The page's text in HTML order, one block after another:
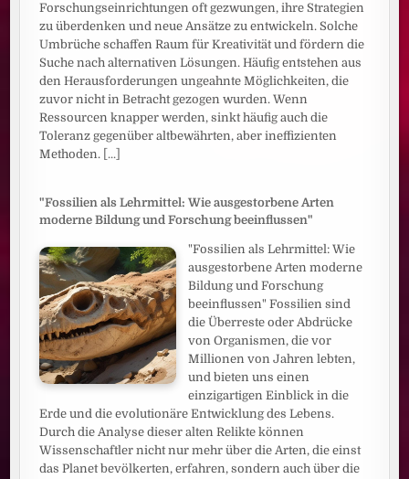
Forschungseinrichtungen oft gezwungen, ihre Strategien
zu überdenken und neue Ansätze zu entwickeln. Solche
Umbrüche schaffen Raum für Kreativität und fördern die
Suche nach alternativen Lösungen. Häufig entstehen aus
den Herausforderungen ungeahnte Möglichkeiten, die
zuvor nicht in Betracht gezogen wurden. Wenn
Ressourcen knapper werden, sinkt häufig auch die
Toleranz gegenüber altbewährten, aber ineffizienten
Methoden. [...]
"Fossilien als Lehrmittel: Wie ausgestorbene Arten
moderne Bildung und Forschung beeinflussen"
"Fossilien als Lehrmittel: Wie
ausgestorbene Arten moderne
Bildung und Forschung
beeinflussen" Fossilien sind
die Überreste oder Abdrücke
von Organismen, die vor
Millionen von Jahren lebten,
und bieten uns einen
einzigartigen Einblick in die
Erde und die evolutionäre Entwicklung des Lebens.
Durch die Analyse dieser alten Relikte können
Wissenschaftler nicht nur mehr über die Arten, die einst
das Planet bevölkerten, erfahren, sondern auch über die